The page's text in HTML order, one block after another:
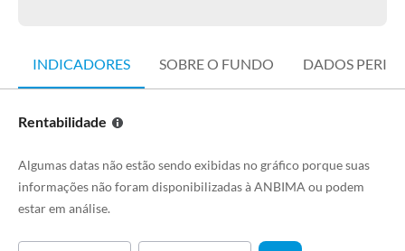
INDICADORES SOBRE O FUNDO DADOS
Rentabilidade
Algumas datas não estão sendo exibidas no gráfico porque suas
informações não foram disponibilizadas à ANBIMA ou podem
estar em análise.